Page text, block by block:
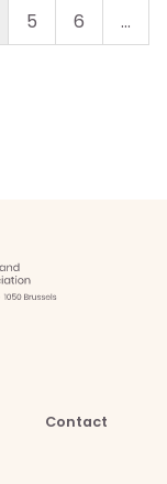
5 6
...
Contact